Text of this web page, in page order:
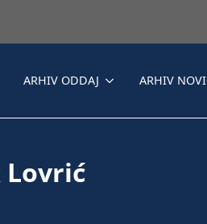
ARHIV ODDAJ ARHIV
Lovrić